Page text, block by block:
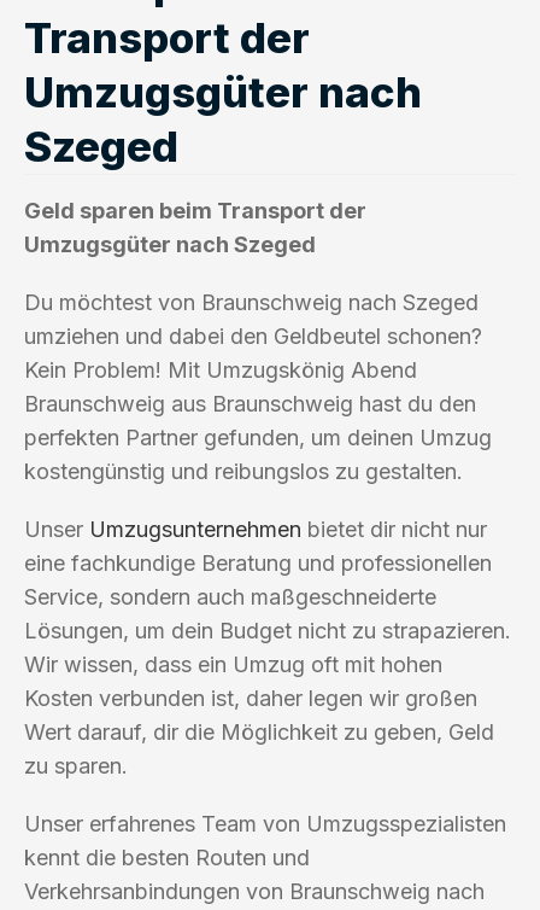
Transport der
Umzugsgüter nach
Szeged
Geld sparen beim Transport der
Umzugsgüter nach Szeged
Du möchtest von Braunschweig nach Szeged
umziehen und dabei den Geldbeutel schonen?
Kein Problem! Mit Umzugskönig Abend
Braunschweig aus Braunschweig hast du den
perfekten Partner gefunden, um deinen Umzug
kostengünstig und reibungslos zu gestalten.
Unser Umzugsunternehmen bietet dir nicht nur
eine fachkundige Beratung und professionellen
Service, sondern auch maßgeschneiderte
Lösungen, um dein Budget nicht zu strapazieren.
Wir wissen, dass ein Umzug oft mit hohen
Kosten verbunden ist, daher legen wir großen
Wert darauf, dir die Möglichkeit zu geben, Geld
zu sparen.
Unser erfahrenes Team von Umzugsspezialisten
kennt die besten Routen und
Verkehrsanbindungen von Braunschweig nach